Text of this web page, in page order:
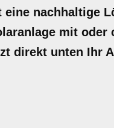
nachhaltige
mit oder
direkt unten Ihr